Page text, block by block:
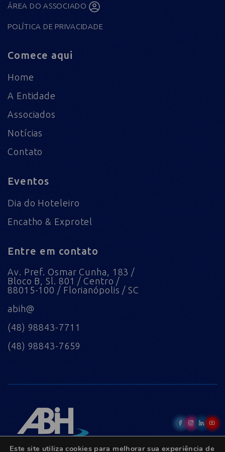
ÁREA DO ASSOCIADO
POLÍTICA DE PRIVACIDADE
Comece aqui
Home
A Entidade
Associados
Notícias
Contato
Eventos
Dia do Hoteleiro
Encatho & Exprotel
Entre em contato
Av. Pref. Osmar Cunha, 183 /
Bloco B, Sl. 801 / Centro /
88015-100 / Florianópolis / SC
abih@
(48) 98843-7711
(48) 98843-7659
Este site utiliza cookies para melhorar sua experiência de